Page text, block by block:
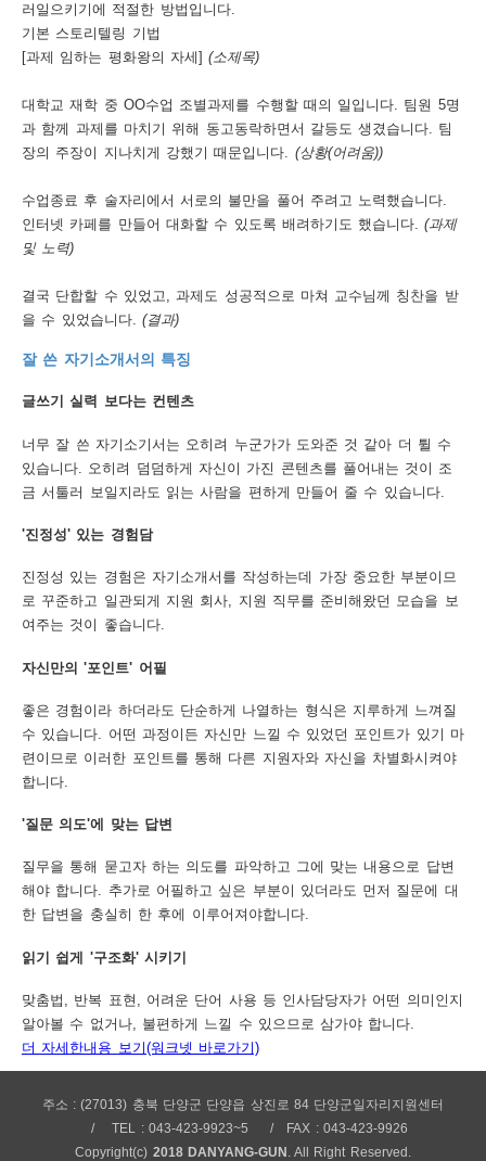
러일으키기에 적절한 방법입니다.
기본 스토리텔링 기법
[과제 임하는 평화왕의 자세](소제목)
대학교 재학 중 OO수업 조별과제를 수행할 때의 일입니다. 팀원 5명
과 함께 과제를 마치기 위해 동고동락하면서 갈등도 생겼습니다. 팀
장의 주장이 지나치게 강했기 때문입니다. (상황(어려움))
수업종료 후 술자리에서 서로의 불만을 풀어 주려고 노력했습니다.
인터넷 카페를 만들어 대화할 수 있도록 배려하기도 했습니다.(과제
및 노력)
결국 단합할 수 있었고, 과제도 성공적으로 마쳐 교수님께 칭찬을 받
을 수 있었습니다. (결과)
잘 쓴 자기소개서의 특징
글쓰기 실력 보다는 컨텐츠
너무 잘 쓴 자기소기서는 오히려 누군가가 도와준 것 같아 더 튈 수
있습니다. 오히려 덤덤하게 자신이 가진 콘텐츠를 풀어내는 것이 조
금 서툴러 보일지라도 읽는 사람을 편하게 만들어 줄 수 있습니다.
'진정성' 있는 경험담
진정성 있는 경험은 자기소개서를 작성하는데 가장 중요한 부분이므
로 꾸준하고 일관되게 지원 회사, 지원 직무를 준비해왔던 모습을 보
여주는 것이 좋습니다.
자신만의 '포인트' 어필
좋은 경험이라 하더라도 단순하게 나열하는 형식은 지루하게 느껴질
수 있습니다. 어떤 과정이든 자신만 느낄 수 있었던 포인트가 있기 마
련이므로 이러한 포인트를 통해 다른 지원자와 자신을 차별화시켜야
합니다.
'질문 의도'에 맞는 답변
질무을 통해 묻고자 하는 의도를 파악하고 그에 맞는 내용으로 답변
해야 합니다. 추가로 어필하고 싶은 부분이 있더라도 먼저 질문에 대
한 답변을 충실히 한 후에 이루어져야합니다.
읽기 쉽게 '구조화' 시키기
맞춤법, 반복 표현, 어려운 단어 사용 등 인사담당자가 어떤 의미인지
알아볼 수 없거나, 불편하게 느낄 수 있으므로 삼가야 합니다.
더 자세한내용 보기(워크넷 바로가기)
주소 : (27013) 충북 단양군 단양읍 상진로 84 단양군일자리지원센터
TEL : 043-423-9923~5
FAX : 043-423-9926
Copyright(c) 2018 DANYANG-GUN . All Right Reserved.